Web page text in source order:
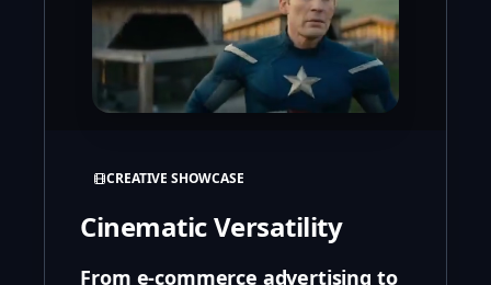
CREATIVE SHOWCASE
Cinematic Versatility
From e-commerce advertising to